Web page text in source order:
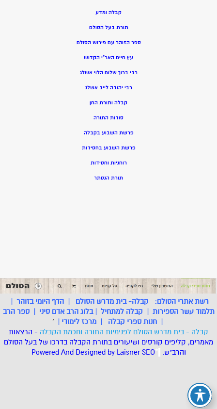
קבלה ומדע
תורת בעל הסולם
ספר הזוהר עם פירוש הסולם
עץ חיים האר”י הקדוש
רבי ברוך שלום הלוי אשלג
רבי יהודה לייב אשלג
קבלה ותורת החן
סודות התורה
פרשת השבוע בקבלה
פרשת השבוע בחסידות
רוחניות וחסידות
תורת הנסתר
רשת אתרי הסולם: קבלה- בית מדרש הסולם |הדף היומי בזוהר
תלמוד עשר הספירות
קבלה למתחיל |בלוג הרב אדם סיני |ספר הרב
חנות ספרי קבלה מרכז לימודי
'
קבלה - בית מדרש הסולם לפנימיות התורה וחכמת הקבלה - הרצאות
מאמרים, קליפים קורסים ושיעורים בתורת הקבלה בדרכו של בעל הסולם
והרב"ש. *
Powered And Designed by LaisnerSEO